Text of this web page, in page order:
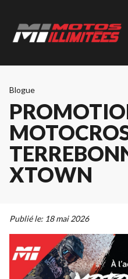
Blogue
XTOWN
Publié le: 18 mai 2026